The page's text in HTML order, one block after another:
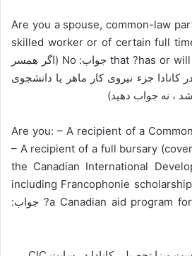
Are you a spouse, common-law
skilled worker or of certain full
that ?has or will have status in Canada جواب: No (اگر همسر
کانادا جزء نیروی کار ماهر یا دانشجوی
، نه جواب دهید)
Are you: – A recipient of a
– A recipient of a full bursary
the Canadian International
including Francophonie
a Canadian aid program for developing countries? جواب: